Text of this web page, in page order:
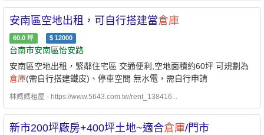
安南區空地出租，可自行搭建當倉庫
60.0 坪 $ 12000
台南市安南區怡安路
安南區空地出租，緊鄰住宅區 交通便利,空地面積約60坪 可規劃為
倉庫(需自行搭建鐵皮)、停車空間 無水電，需自行申請
林媽媽租屋 - https://www.5643.com.tw/rent_138416...
新市200坪廠房+400坪土地~適合倉庫/門市